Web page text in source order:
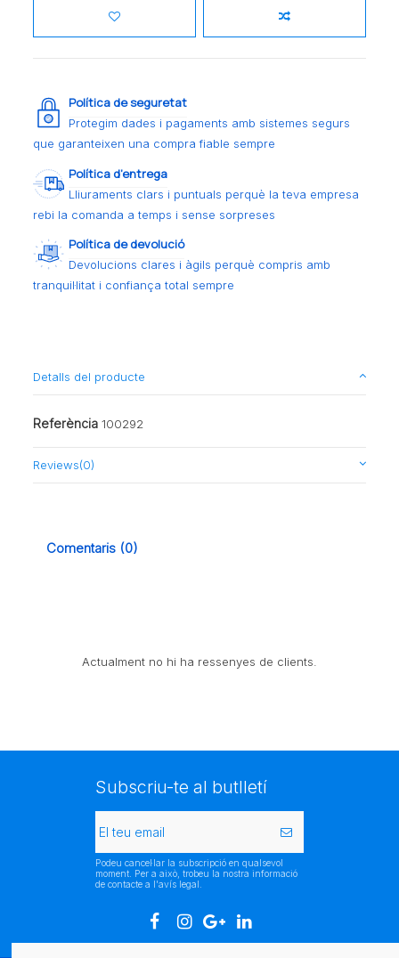
Política de seguretat
Protegim dades i pagaments amb sistemes segurs
que garanteixen una compra fiable sempre
Política d’entrega
Lliuraments clars i puntuals perquè la teva empresa
rebi la comanda a temps i sense sorpreses
Política de devolució
Devolucions clares i àgils perquè compris amb
tranquil·litat i confiança total sempre
Detalls del producte
Referència 100292
Reviews(0)
Comentaris (0)
Actualment no hi ha ressenyes de clients.
Subscriu-te al butlletí
Podeu cancel·lar la subscripció en qualsevol
moment. Per a això, trobeu la nostra informació
de contacte a l'avís legal.